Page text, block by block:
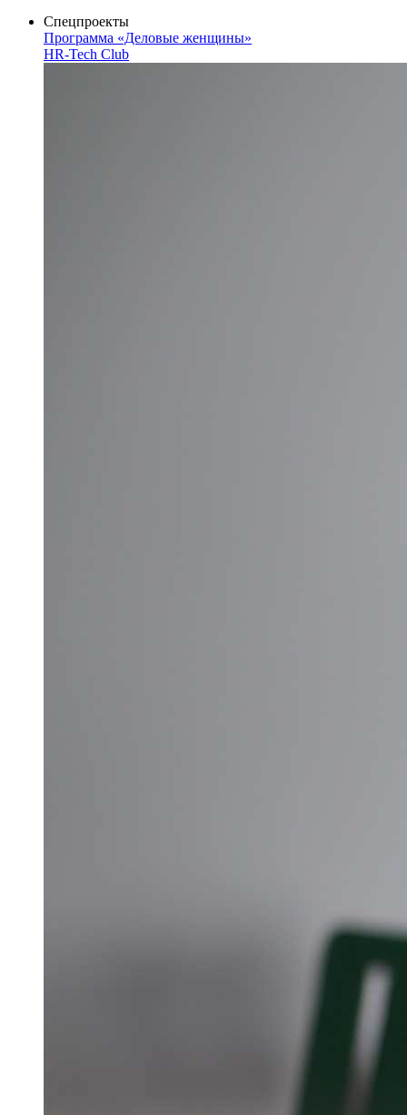
Спецпроекты
Программа «Деловые женщины»
HR-Tech Club